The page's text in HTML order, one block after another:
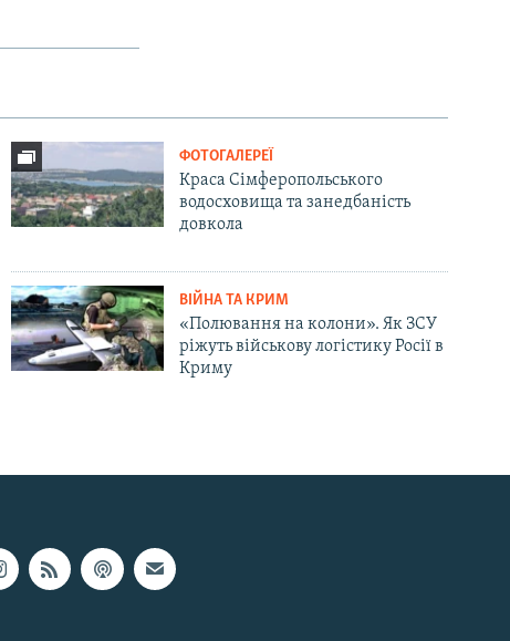
ФОТОГАЛЕРЕЇ
Краса Сімферопольського
водосховища та занедбаність
довкола
ВІЙНА ТА КРИМ
«Полювання на колони». Як ЗСУ
ріжуть військову логістику Росії в
Криму